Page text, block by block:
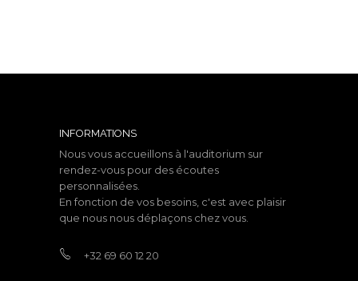
INFORMATIONS
Nous vous accueillons à l'auditorium sur
rendez-vous pour des écoutes
personnalisées.
En fonction de vos besoins, c'est avec plaisir
que nous nous déplaçons chez vous.
+32 69 60 12 20